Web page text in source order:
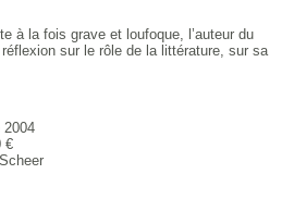
2004
€
à la fois grave et loufoque, l’auteur du
sur le rôle de la littérature, sur sa